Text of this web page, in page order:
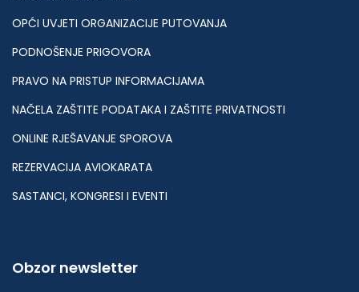
OPĆI UVJETI ORGANIZACIJE PUTOVANJA
PODNOŠENJE PRIGOVORA
PRAVO NA PRISTUP INFORMACIJAMA
NAČELA ZAŠTITE PODATAKA I ZAŠTITE PRIVATNOSTI
ONLINE RJEŠAVANJE SPOROVA
REZERVACIJA AVIOKARATA
SASTANCI, KONGRESI I EVENTI
Obzor newsletter